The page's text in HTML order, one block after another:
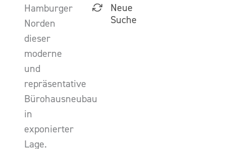
Hamburger
Norden
dieser
moderne
und
repräsentative
Bürohausneubau
in
exponierter
Lage.
Neue
Suche